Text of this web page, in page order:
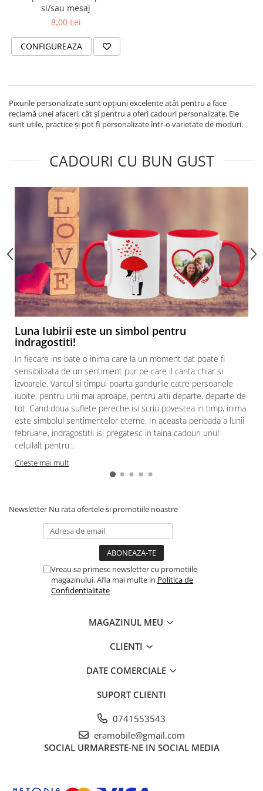
Plachete personalizate
Tricouri personalizate
Pix personalizat
Set cadou
evenimente
Tavita de mot
Umerase Personalizate
si/sau mesaj
8,00 Lei
CONFIGUREAZA
Pixurile personalizate sunt opțiuni excelente atât pentru a face
reclamă unei afaceri, cât și pentru a oferi cadouri personalizate. Ele
sunt utile, practice și pot fi personalizate într-o varietate de moduri.
CADOURI CU BUN GUST
Luna Iubirii este un simbol pentru
indragostiti!
In fiecare ins bate o inima care la un moment dat poate fi
sensibilizata de un sentiment pur pe care il canta chiar si
izvoarele. Vantul si timpul poarta gandurile catre persoanele
iubite, pentru unii mai aproape, pentru altii departe, departe de
tot. Cand doua suflete pereche isi scriu povestea in timp, inima
este simbolul sentimentelor eterne. In aceasta perioada a lunii
februarie, indragostitii isi pregatesc in taina cadouri unul
celuilalt pentru...
Citeste mai mult
Newsletter Nu rata ofertele si promotiile noastre
Vreau sa primesc newsletter cu promotiile
magazinului. Afla mai multe in Politica de
Confidentialitate
MAGAZINUL MEU
CLIENTI
DATE COMERCIALE
SUPORT CLIENTI
0741553543
eramobile@gmail.com
SOCIAL URMARESTE-NE IN SOCIAL MEDIA